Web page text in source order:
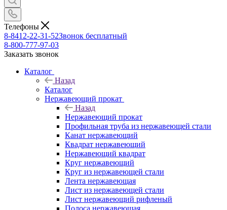
Телефоны
8-8412-22-31-52Звонок бесплатный
8-800-777-97-03
Заказать звонок
Каталог
Назад
Каталог
Нержавеющий прокат
Назад
Нержавеющий прокат
Профильная труба из нержавеющей стали
Канат нержавеющий
Квадрат нержавеющий
Нержавеющий квадрат
Круг нержавеющий
Круг из нержавеющей стали
Лента нержавеющая
Лист из нержавеющей стали
Лист нержавеющий рифленый
Полоса нержавеющая